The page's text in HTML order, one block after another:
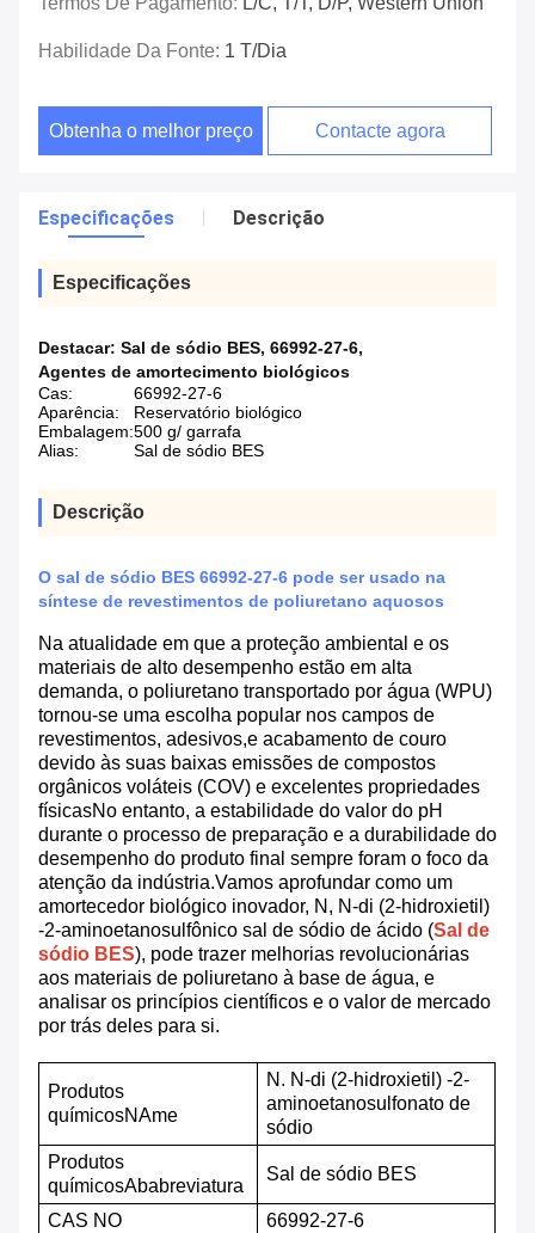
Habilidade Da Fonte: 1 T/dia
Obtenha o melhor preço Contacte agora
Especificações Descrição
Especificações
Destacar: Sal de sódio BES, 66992-27-6,
Agentes de amortecimento biológicos
Cas:
66992-27-6
Aparência:
Reservatório biológico
Embalagem:500 g/ garrafa
Alias:
Sal de sódio BES
Descrição
O sal de sódio BES 66992-27-6 pode ser usado na
síntese de revestimentos de poliuretano aquosos
Na atualidade em que a proteção ambiental e os
materiais de alto desempenho estão em alta
demanda, o poliuretano transportado por água (WPU)
tornou-se uma escolha popular nos campos de
revestimentos, adesivos,e acabamento de couro
devido às suas baixas emissões de compostos
orgânicos voláteis (COV) e excelentes propriedades
físicasNo entanto, a estabilidade do valor do pH
durante o processo de preparação e a durabilidade do
desempenho do produto final sempre foram o foco da
atenção da indústria.Vamos aprofundar como um
amortecedor biológico inovador, N, N-di (2-hidroxietil)
-2-aminoetanosulfônico sal de sódio de ácido (Sal de
sódio BES), pode trazer melhorias revolucionárias
aos materiais de poliuretano à base de água, e
analisar os princípios científicos e o valor de mercado
por trás deles para si.
Produtos
químicosNAme
N. N-di (2-hidroxietil) -2-
aminoetanosulfonato de
sódio
Produtos
químicosAbabreviatura
Sal de sódio BES
CAS NO
66992-27-6